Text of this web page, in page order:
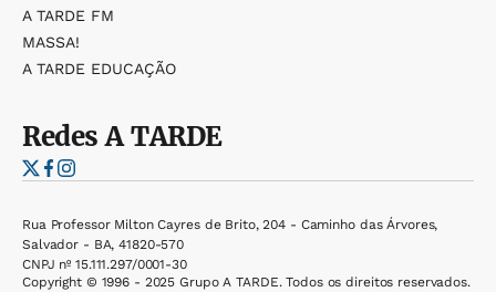
A TARDE FM
MASSA!
A TARDE EDUCAÇÃO
RedesA TARDE
Rua Professor Milton Cayres de Brito, 204 - Caminho das Árvores,
Salvador - BA, 41820-570
CNPJ nº 15.111.297/0001-30
Copyright © 1996 - 2025 Grupo A TARDE. Todos os direitos reservados.